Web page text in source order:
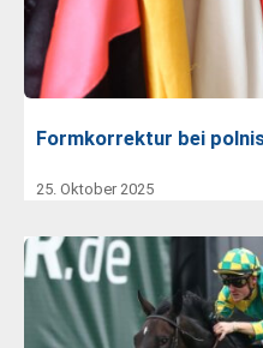
Formkorrektur bei
25. Oktober 2025